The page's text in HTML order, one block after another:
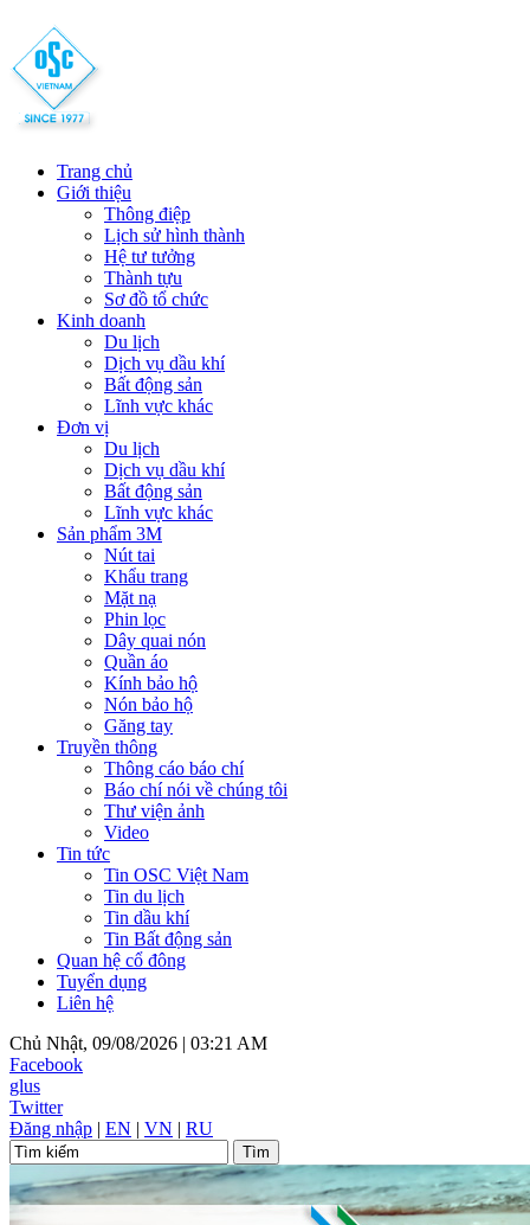
Trang chủ
Giới thiệu
Thông điệp
Lịch sử hình thành
Hệ tư tưởng
Thành tựu
Sơ đồ tổ chức
Kinh doanh
Du lịch
Dịch vụ dầu khí
Bất động sản
Lĩnh vực khác
Đơn vị
Du lịch
Dịch vụ dầu khí
Bất động sản
Lĩnh vực khác
Sản phẩm 3M
Nút tai
Khẩu trang
Mặt nạ
Phin lọc
Dây quai nón
Quần áo
Kính bảo hộ
Nón bảo hộ
Găng tay
Truyền thông
Thông cáo báo chí
Báo chí nói về chúng tôi
Thư viện ảnh
Video
Tin tức
Tin OSC Việt Nam
Tin du lịch
Tin dầu khí
Tin Bất động sản
Quan hệ cổ đông
Tuyển dụng
Liên hệ
Chủ Nhật, 09/08/2026 | 03:21 AM
Facebook
glus
Twitter
Đăng nhập | EN | VN | RU